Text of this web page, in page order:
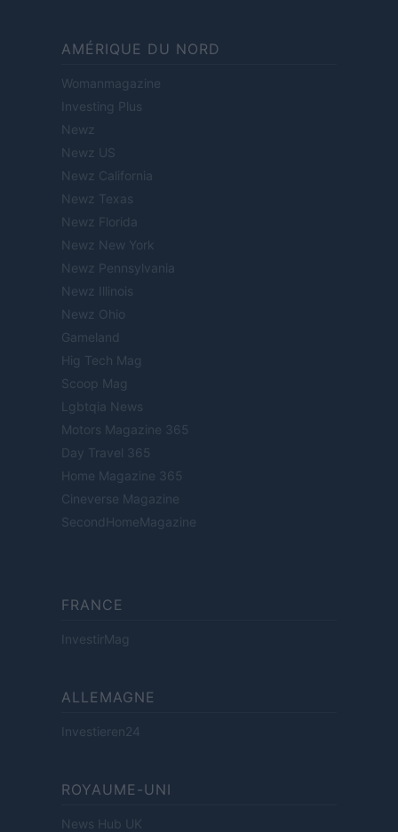
AMÉRIQUE DU NORD
Womanmagazine
Investing Plus
Newz
Newz US
Newz California
Newz Texas
Newz Florida
Newz New York
Newz Pennsylvania
Newz Illinois
Newz Ohio
Gameland
Hig Tech Mag
Scoop Mag
Lgbtqia News
Motors Magazine 365
Day Travel 365
Home Magazine 365
Cineverse Magazine
SecondHomeMagazine
FRANCE
InvestirMag
ALLEMAGNE
Investieren24
ROYAUME-UNI
News Hub UK